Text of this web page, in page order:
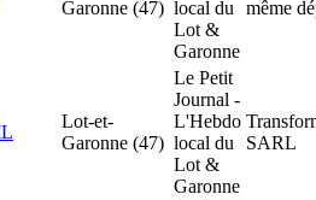
Garonne (47) local du
Lot &
Garonne
même
Lot-et-
Garonne (47)
Le Petit
Journal -
L'Hebdo
local du
Lot &
Garonne
SARL